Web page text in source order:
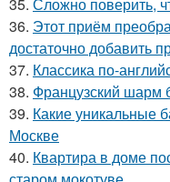
36. Этот приём
достаточно добавить
37. Классика по-
38. Французский шарм
39. Какие уникальные
Москве
40. Квартира в доме